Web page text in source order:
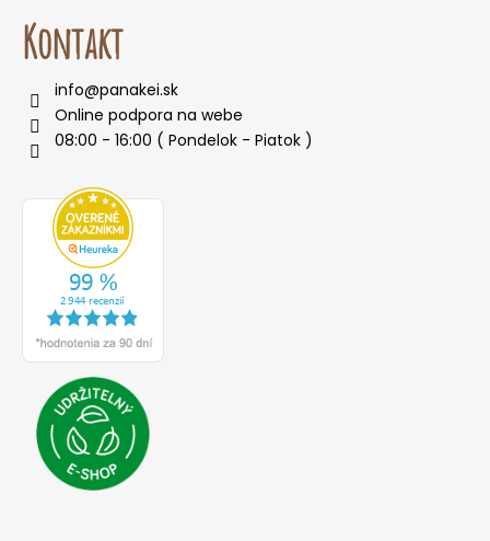
Kontakt
info@panakei.sk
Online podpora na webe
08:00 - 16:00 ( Pondelok - Piatok )